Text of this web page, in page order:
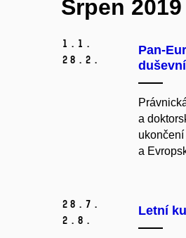
Srpen 2019
1. 1.
28. 2.
Pan-
a
a
28. 7.
2. 8.
Letní